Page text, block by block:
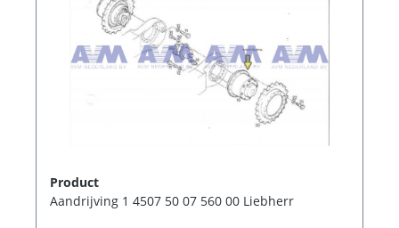
Product
Aandrijving 1 4507 50 07 560 00 Liebherr